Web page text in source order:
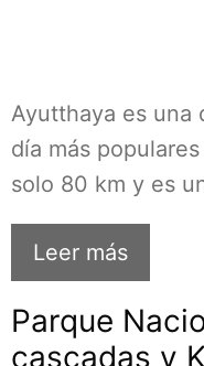
Ayutthaya es una
día más
solo 80 km y es
Leer más
Parque
cascadas y